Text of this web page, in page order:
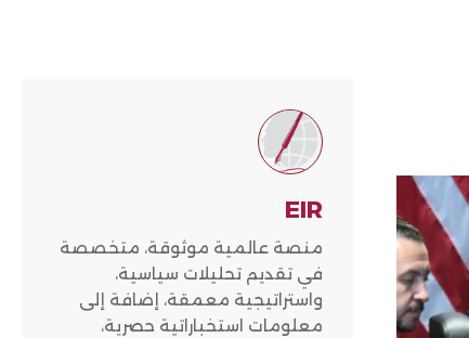
EIR
منصة عالمية موثوقة، متخصصة
في تقديم تحليلات سياسية،
واستراتيجية معمقة، إضافة إلى
معلومات استخباراتية حصرية،